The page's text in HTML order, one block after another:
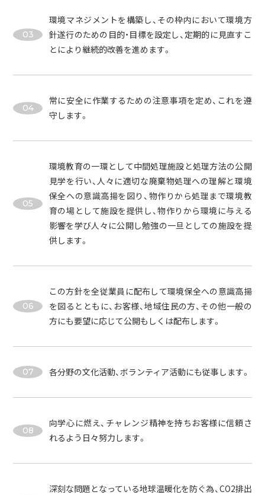
03
環境マネジメントを構築し、その枠内において環境方
針遂行のための目的・目標を設定し、定期的に見直すこ
とにより継続的改善を進めます。
04
常に安全に作業するための注意事項を定め、これを遵
守します。
05
環境教育の一環として中間処理施設と処理方法の公開
見学を行い、人々に適切な廃棄物処理への理解と環境
保全への意識高揚を図り、物作りから処理まで環境教
育の場として施設を提供し、物作りから環境に与える
影響を学び人々に公開し勉強の一旦としての施設を提
供します。
06
この方針を全従業員に配布して環境保全への意識高揚
を図るとともに、お客様、地域住民の方、その他一般の
方にも要望に応じて公開もしくは配布します。
07 各分野の文化活動、ボランティア活動にも従事します。
08
向学心に燃え、チャレンジ精神を持ちお客様に信頼さ
れるよう日々努力します。
深刻な問題となっている地球温暖化を防ぐ為、CO2排出